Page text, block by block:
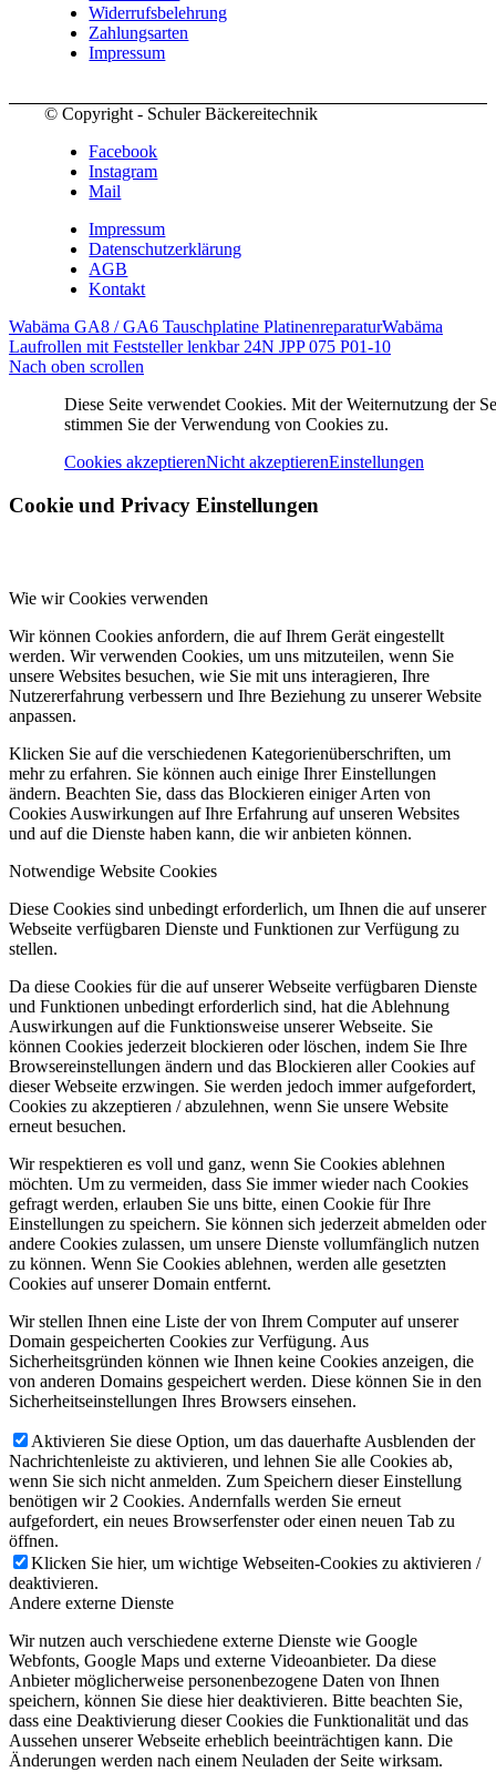
Widerrufsbelehrung
Zahlungsarten
Impressum
© Copyright - Schuler Bäckereitechnik
Facebook
Instagram
Mail
Impressum
Datenschutzerklärung
AGB
Kontakt
Wabäma GA8 / GA6 Tauschplatine PlatinenreparaturWabäma
Laufrollen mit Feststeller lenkbar 24N JPP 075 P01-10
Nach oben scrollen
Diese Seite verwendet Cookies. Mit der Weiternutzung der
stimmen Sie der Verwendung von Cookies zu.
Cookies akzeptierenNicht akzeptierenEinstellungen
Cookie und Privacy Einstellungen
Wie wir Cookies verwenden
Wir können Cookies anfordern, die auf Ihrem Gerät eingestellt
werden. Wir verwenden Cookies, um uns mitzuteilen, wenn Sie
unsere Websites besuchen, wie Sie mit uns interagieren, Ihre
Nutzererfahrung verbessern und Ihre Beziehung zu unserer Website
anpassen.
Klicken Sie auf die verschiedenen Kategorienüberschriften, um
mehr zu erfahren. Sie können auch einige Ihrer Einstellungen
ändern. Beachten Sie, dass das Blockieren einiger Arten von
Cookies Auswirkungen auf Ihre Erfahrung auf unseren Websites
und auf die Dienste haben kann, die wir anbieten können.
Notwendige Website Cookies
Diese Cookies sind unbedingt erforderlich, um Ihnen die auf unserer
Webseite verfügbaren Dienste und Funktionen zur Verfügung zu
stellen.
Da diese Cookies für die auf unserer Webseite verfügbaren Dienste
und Funktionen unbedingt erforderlich sind, hat die Ablehnung
Auswirkungen auf die Funktionsweise unserer Webseite. Sie
können Cookies jederzeit blockieren oder löschen, indem Sie Ihre
Browsereinstellungen ändern und das Blockieren aller Cookies auf
dieser Webseite erzwingen. Sie werden jedoch immer aufgefordert,
Cookies zu akzeptieren / abzulehnen, wenn Sie unsere Website
erneut besuchen.
Wir respektieren es voll und ganz, wenn Sie Cookies ablehnen
möchten. Um zu vermeiden, dass Sie immer wieder nach Cookies
gefragt werden, erlauben Sie uns bitte, einen Cookie für Ihre
Einstellungen zu speichern. Sie können sich jederzeit abmelden oder
andere Cookies zulassen, um unsere Dienste vollumfänglich nutzen
zu können. Wenn Sie Cookies ablehnen, werden alle gesetzten
Cookies auf unserer Domain entfernt.
Wir stellen Ihnen eine Liste der von Ihrem Computer auf unserer
Domain gespeicherten Cookies zur Verfügung. Aus
Sicherheitsgründen können wie Ihnen keine Cookies anzeigen, die
von anderen Domains gespeichert werden. Diese können Sie in den
Sicherheitseinstellungen Ihres Browsers einsehen.
Aktivieren Sie diese Option, um das dauerhafte Ausblenden der
Nachrichtenleiste zu aktivieren, und lehnen Sie alle Cookies ab,
wenn Sie sich nicht anmelden. Zum Speichern dieser Einstellung
benötigen wir 2 Cookies. Andernfalls werden Sie erneut
aufgefordert, ein neues Browserfenster oder einen neuen Tab zu
öffnen.
Klicken Sie hier, um wichtige Webseiten-Cookies zu aktivieren /
deaktivieren.
Andere externe Dienste
Wir nutzen auch verschiedene externe Dienste wie Google
Webfonts, Google Maps und externe Videoanbieter. Da diese
Anbieter möglicherweise personenbezogene Daten von Ihnen
speichern, können Sie diese hier deaktivieren. Bitte beachten Sie,
dass eine Deaktivierung dieser Cookies die Funktionalität und das
Aussehen unserer Webseite erheblich beeinträchtigen kann. Die
Änderungen werden nach einem Neuladen der Seite wirksam.